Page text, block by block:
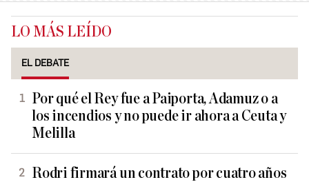
LO MÁS LEÍDO
EL DEBATE
Por qué el Rey fue a Paiporta, Adamuz o a
los incendios y no puede ir ahora a Ceuta y
Melilla
Rodri firmará un contrato por cuatro años